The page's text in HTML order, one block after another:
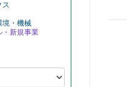
ス
境・機械
・新規事業